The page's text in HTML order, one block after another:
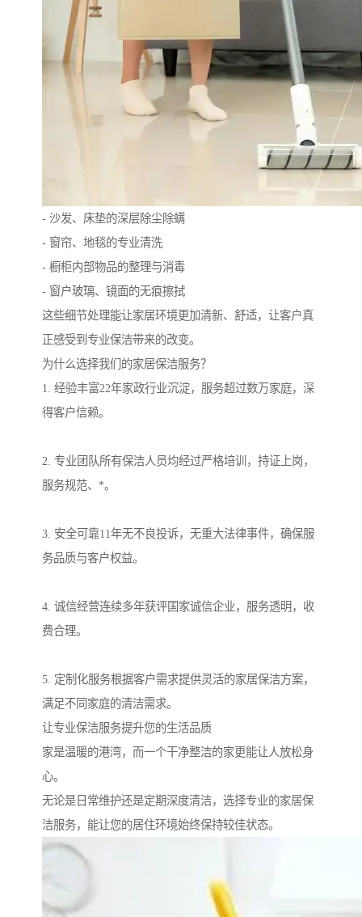
- 沙发、床垫的深层除尘除螨
- 窗帘、地毯的专业清洗
- 橱柜内部物品的整理与消毒
- 窗户玻璃、镜面的无痕擦拭
这些细节处理能让家居环境更加清新、舒适，让客户真
正感受到专业保洁带来的改变。
为什么选择我们的家居保洁服务？
1. 经验丰富22年家政行业沉淀，服务超过数万家庭，深
得客户信赖。
2. 专业团队所有保洁人员均经过严格培训，持证上岗，
服务规范、*。
3. 安全可靠11年无不良投诉，无重大法律事件，确保服
务品质与客户权益。
4. 诚信经营连续多年获评国家诚信企业，服务透明，收
费合理。
5. 定制化服务根据客户需求提供灵活的家居保洁方案，
满足不同家庭的清洁需求。
让专业保洁服务提升您的生活品质
家是温暖的港湾，而一个干净整洁的家更能让人放松身
心。
无论是日常维护还是定期深度清洁，选择专业的家居保
洁服务，能让您的居住环境始终保持较佳状态。